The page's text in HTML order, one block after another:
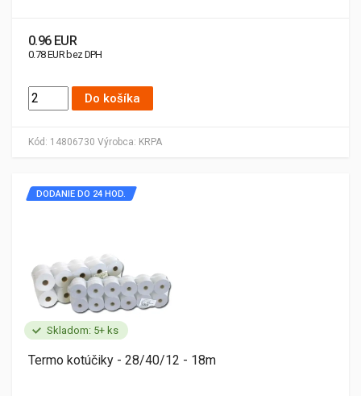
Kód: 14806730 Výrobca: KRPA
0.96 EUR
0.78 EUR bez DPH
Do košíka
Skladom: 5+ ks
DODANIE DO 24 HOD.
Termo kotúčiky - 28/40/12 - 18m